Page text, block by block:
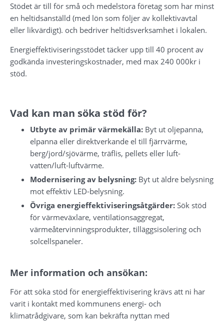
Stödet är till för små och medelstora företag som har minst
en heltidsanställd (med lön som följer av kollektivavtal
eller likvärdigt). och bedriver heltidsverksamhet i lokalen.
Energieffektiviseringsstödet täcker upp till 40 procent av
godkända investeringskostnader, med max 240 000kr i
stöd.
Vad kan man söka stöd för?
Utbyte av primär värmekälla: Byt ut oljepanna,
elpanna eller direktverkande el till fjärrvärme,
berg/jord/sjövärme, träflis, pellets eller luft-
vatten/luft-luftvärme.
Modernisering av belysning: Byt ut äldre belysning
mot effektiv LED-belysning.
Övriga energieffektiviseringsåtgärder: Sök stöd
för värmeväxlare, ventilationsaggregat,
värmeåtervinningsprodukter, tilläggsisolering och
solcellspaneler.
Mer information och ansökan:
För att söka stöd för energieffektivisering krävs att ni har
varit i kontakt med kommunens energi- och
klimatrådgivare, som kan bekräfta nyttan med